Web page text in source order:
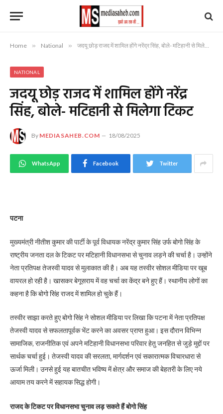
Home » National » जदयू छोड़ राजद में शामिल होंगे नरेंद्र सिंह, बोले- मटिहानी से मिलेगा टिकट
NATIONAL
जदयू छोड़ राजद में शामिल होंगे नरेंद्र
सिंह, बोले- मटिहानी से मिलेगा टिकट
By MEDIASAHEB.COM 18/08/2025
WhatsApp Facebook Twitter
पटना
मुख्यमंत्री नीतीश कुमार की पार्टी के पूर्व विधायक नरेंद्र कुमार सिंह उर्फ बोगो सिंह के
राष्ट्रीय जनता दल के टिकट पर मटिहानी विधानसभा से चुनाव लड़ने की चर्चा है। उन्होंने
नेता प्रतिपक्ष तेजस्वी यादव से मुलाकात की है। अब यह तस्वीर सोशल मीडिया पर खूब
वायरल हो रही है। खासकर बेगूसराय में वह चर्चा का केंद्र बने हुए हैं। स्थानीय लोगों का
कहना है कि बोगो सिंह राजद में शामिल हो चुके हैं।
तस्वीर साझा करते हुए बोगो सिंह ने सोशल मीडिया पर लिखा कि पटना में नेता प्रतिपक्ष
तेजस्वी यादव से सफलतापूर्वक भेंट करने का अवसर प्राप्त हुआ। इस दौरान विभिन्न
सामाजिक, राजनीतिक एवं अपने मटिहानी विधानसभा परिवार हेतु जनहित से जुड़े मुद्दों पर
सार्थक चर्चा हुई। तेजस्वी यादव की सरलता, मार्गदर्शन एवं सकारात्मक विचारधारा से
ऊर्जा मिली। उनसे हुई यह बातचीत भविष्य में क्षेत्र और समाज की बेहतरी के लिए नये
आयाम तय करने में सहायक सिद्ध होगी।
राजद के टिकट पर विधानसभा चुनाव लड़ सकते हैं बोगो सिंह